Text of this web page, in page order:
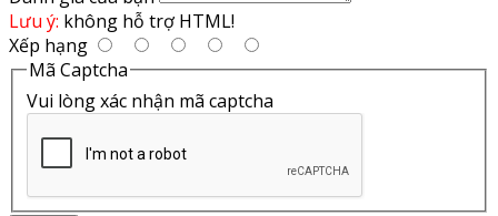
Lưu ý: không hỗ trợ HTML!
Xếp hạng
Mã Captcha
Vui lòng xác nhận mã captcha